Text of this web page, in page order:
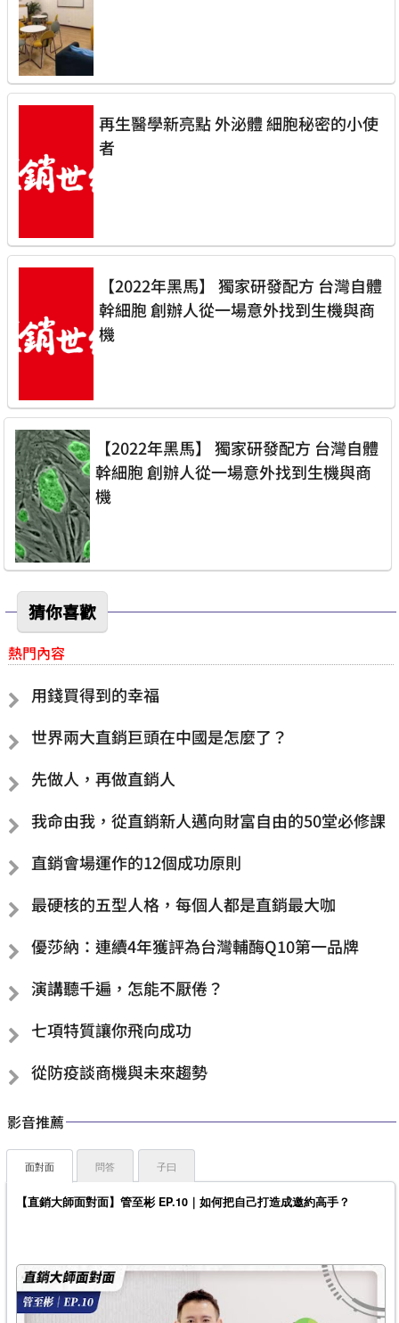
再生醫學新亮點 外泌體 細胞秘密的小使
者
【2022年黑馬】 獨家研發配方 台灣自體
幹細胞 創辦人從一場意外找到生機與商
機
【2022年黑馬】 獨家研發配方 台灣自體
幹細胞 創辦人從一場意外找到生機與商
機
猜你喜歡
熱門內容
用錢買得到的幸福
世界兩大直銷巨頭在中國是怎麼了？
先做人，再做直銷人
我命由我，從直銷新人邁向財富自由的50堂必修課
直銷會場運作的12個成功原則
最硬核的五型人格，每個人都是直銷最大咖
優莎納：連續4年獲評為台灣輔酶Q10第一品牌
演講聽千遍，怎能不厭倦？
七項特質讓你飛向成功
從防疫談商機與未來趨勢
影音推薦
面對面
【直銷大師面對面】管至彬 EP.10｜如何把自己打造成邀約高手？
問答 子曰